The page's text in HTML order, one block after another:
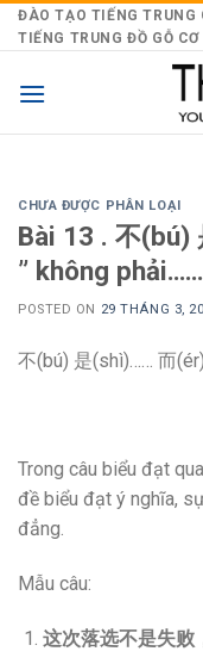
SkipĐÀO TẠO TIẾNG TRUNG
TIẾNG TRUNG ĐỒ GỖ
CHƯA ĐƯỢC PHÂN LOẠI
Bài 13 . 不
” không
POSTED ON 29 THÁNG 3,
不(bú) 是(shì)…… 而
Trong câu biểu đạt
đề biểu đạt ý nghĩa,
đẳng.
Mẫu câu:
这次落选不是失败